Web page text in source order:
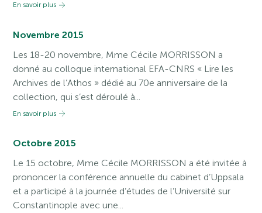
En savoir plus
Novembre 2015
Les 18-20 novembre, Mme Cécile MORRISSON a
donné au colloque international EFA-CNRS « Lire les
Archives de l’Athos » dédié au 70e anniversaire de la
collection, qui s’est déroulé à...
En savoir plus
Octobre 2015
Le 15 octobre, Mme Cécile MORRISSON a été invitée à
prononcer la conférence annuelle du cabinet d’Uppsala
et a participé à la journée d’études de l’Université sur
Constantinople avec une...